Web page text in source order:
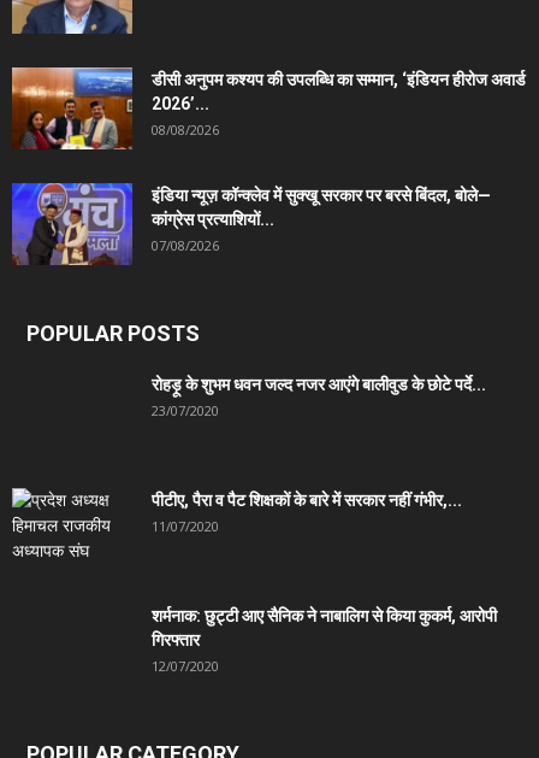
डीसी अनुपम कश्यप की उपलब्धि का सम्मान, ‘इंडियन हीरोज अवार्ड
2026’...
08/08/2026
इंडिया न्यूज़ कॉन्क्लेव में सुक्खू सरकार पर बरसे बिंदल, बोले—
कांग्रेस प्रत्याशियों...
07/08/2026
POPULAR POSTS
रोहड़ू के शुभम धवन जल्द नजर आएंगे बालीवुड के छोटे पर्दे...
23/07/2020
पीटीए, पैरा व पैट शिक्षकों के बारे में सरकार नहीं गंभीर,...
11/07/2020
शर्मनाक: छुट्टी आए सैनिक ने नाबालिग से किया कुकर्म, आरोपी
गिरफ्तार
12/07/2020